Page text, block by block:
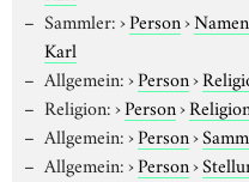
Sammler:›Person›
Karl
Allgemein:›Person›
Religion:›Person›
Allgemein:›Person›
Allgemein:›Person›